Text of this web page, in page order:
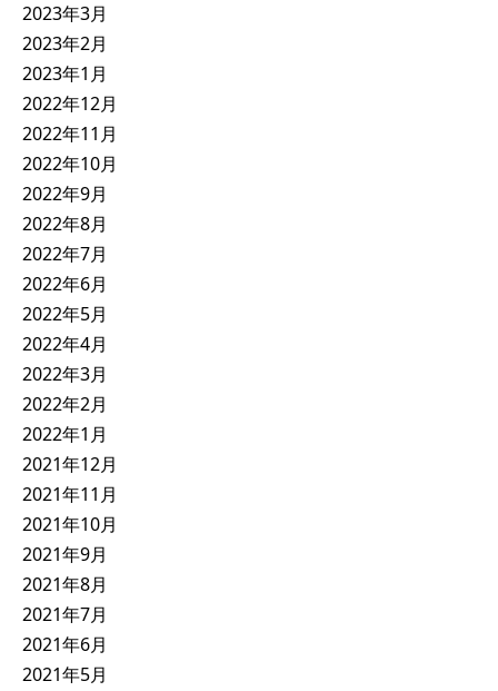
2023年3月
2023年2月
2023年1月
2022年12月
2022年11月
2022年10月
2022年9月
2022年8月
2022年7月
2022年6月
2022年5月
2022年4月
2022年3月
2022年2月
2022年1月
2021年12月
2021年11月
2021年10月
2021年9月
2021年8月
2021年7月
2021年6月
2021年5月